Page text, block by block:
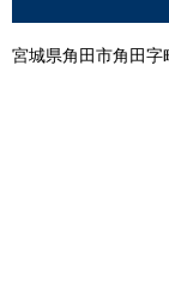
宮城県角田市角田字